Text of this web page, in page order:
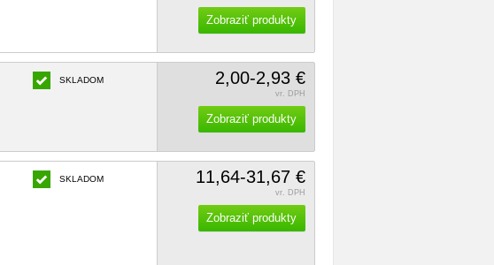
Zobraziť produkty
SKLADOM 2,00-2,93 €
vr. DPH
Zobraziť produkty
SKLADOM 11,64-31,67 €
vr. DPH
Zobraziť produkty